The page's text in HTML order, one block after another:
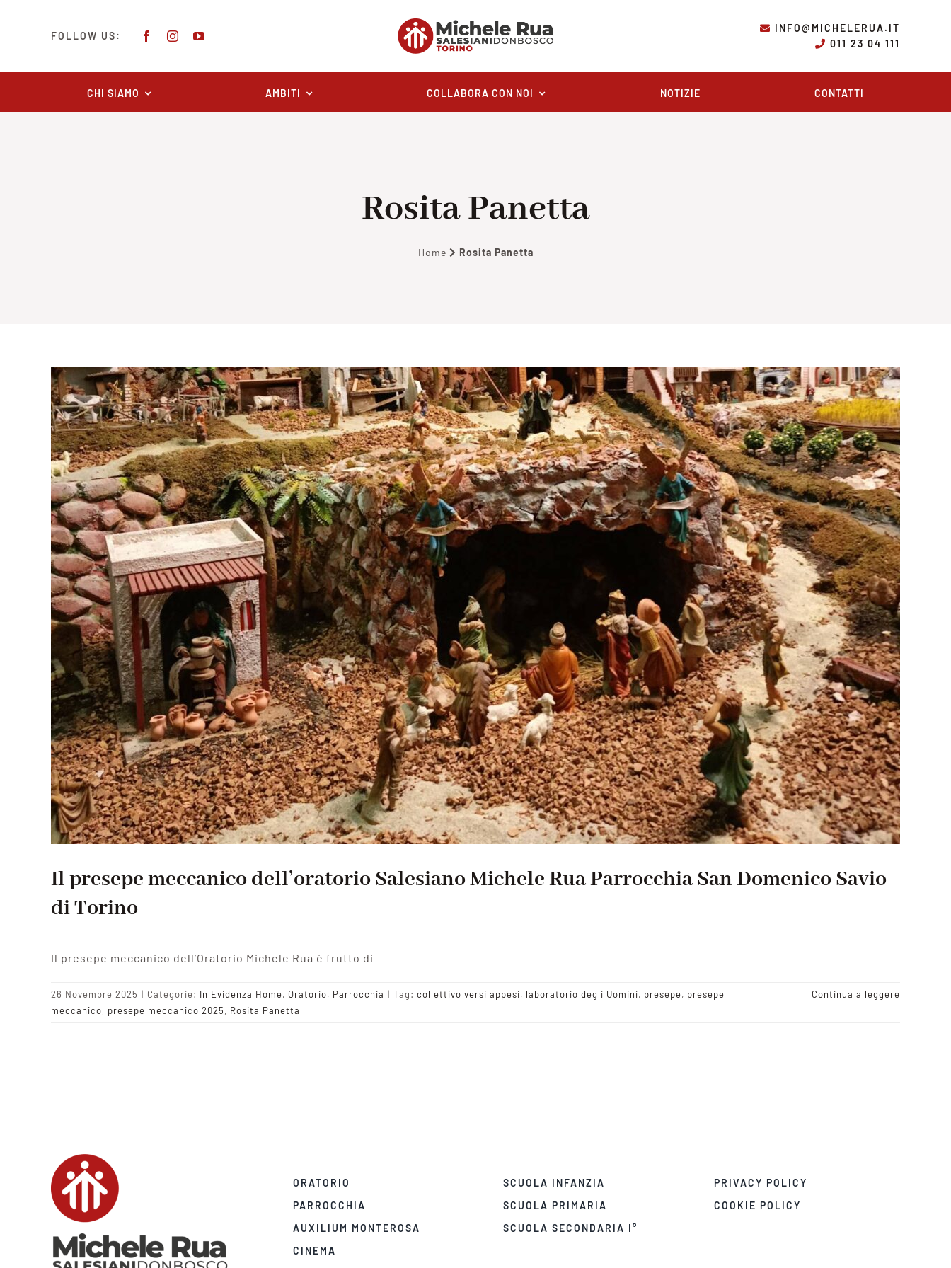
FOLLOW US:
INFO@MICHELERUA.IT
011 23 04 111
CHI SIAMO AMBITI COLLABORA CON NOI NOTIZIE CONTATTI
Rosita Panetta
Home Rosita Panetta
Il presepe meccanico dell’oratorio Salesiano Michele Rua Parrocchia San Domenico Savio
di Torino
Il presepe meccanico dell’Oratorio Michele Rua è frutto di
26 Novembre 2025 | Categorie: In Evidenza Home, Oratorio, Parrocchia | Tag: collettivo versi appesi, laboratorio degli Uomini, presepe, presepe
meccanico, presepe meccanico 2025, Rosita Panetta
Continua a leggere
ORATORIO
PARROCCHIA
AUXILIUM MONTEROSA
CINEMA
SCUOLA INFANZIA
SCUOLA PRIMARIA
SCUOLA SECONDARIA I°
PRIVACY POLICY
COOKIE POLICY